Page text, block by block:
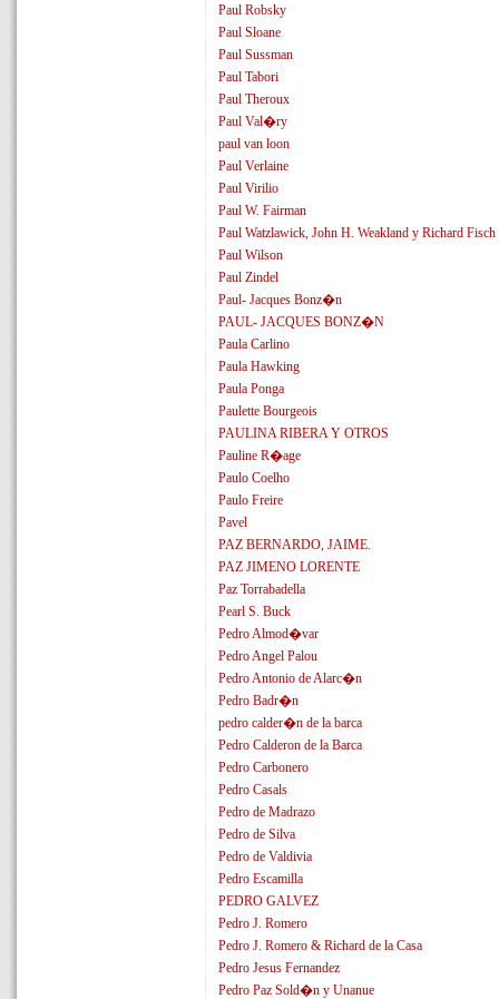
Paul Robsky
Paul Sloane
Paul Sussman
Paul Tabori
Paul Theroux
Paul Val�ry
paul van loon
Paul Verlaine
Paul Virilio
Paul W. Fairman
Paul Watzlawick, John H. Weakland y Richard Fisch
Paul Wilson
Paul Zindel
Paul- Jacques Bonz�n
PAUL- JACQUES BONZ�N
Paula Carlino
Paula Hawking
Paula Ponga
Paulette Bourgeois
PAULINA RIBERA Y OTROS
Pauline R�age
Paulo Coelho
Paulo Freire
Pavel
PAZ BERNARDO, JAIME.
PAZ JIMENO LORENTE
Paz Torrabadella
Pearl S. Buck
Pedro Almod�var
Pedro Angel Palou
Pedro Antonio de Alarc�n
Pedro Badr�n
pedro calder�n de la barca
Pedro Calderon de la Barca
Pedro Carbonero
Pedro Casals
Pedro de Madrazo
Pedro de Silva
Pedro de Valdivia
Pedro Escamilla
PEDRO GALVEZ
Pedro J. Romero
Pedro J. Romero & Richard de la Casa
Pedro Jesus Fernandez
Pedro Paz Sold�n y Unanue